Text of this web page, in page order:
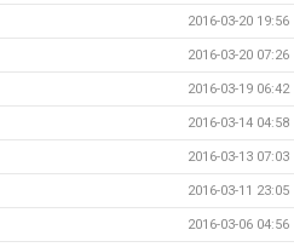
2016-03-20 19:56
2016-03-20 07:26
2016-03-19 06:42
2016-03-14 04:58
2016-03-13 07:03
2016-03-11 23:05
2016-03-06 04:56